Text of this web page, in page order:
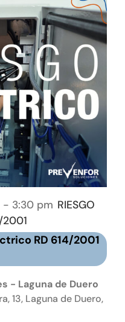
- 3:30 pm RIESGO
2001
RD 614/2001
- Laguna de Duero
13, Laguna de Duero,